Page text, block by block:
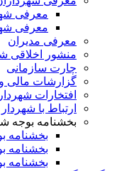
معرفی
معرفی
معرفی مدیران
منشور اخلاقی
چارت سازمانی
گزارشات مالی
افتخارات
ارتباط با شهردار
بخشنامه بوجه
بخشنامه بوجه 1401
بخشنامه بوجه 1402
بخشنامه بوجه 1403